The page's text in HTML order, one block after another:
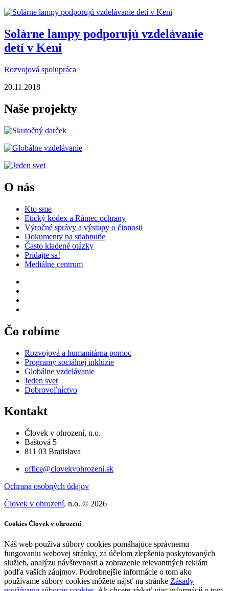
Solárne lampy podporujú vzdelávanie
detí v Keni
Rozvojová spolupráca
20.11.2018
Naše projekty
O nás
Kto sme
Etický kódex a Rámec ochrany
Výročné správy a výstupy o činnosti
Dokumenty na stiahnutie
Často kladené otázky
Pridajte sa!
Mediálne centrum
Čo robíme
Rozvojová a humanitárna pomoc
Programy sociálnej inklúzie
Globálne vzdelávanie
Jeden svet
Dobrovoľníctvo
Kontakt
Človek v ohrození, n.o.
Baštová 5
811 03 Bratislava
office@clovekvohrozeni.sk
Ochrana osobných údajov
Človek v ohrození, n.o. © 2026
Cookies Človek v ohrození
Náš web používa súbory cookies pomáhajúce správnemu
fungovaniu webovej stránky, za účelom zlepšenia poskytovaných
služieb, analýzu návštevnosti a zobrazenie relevantných reklám
podľa vašich záujmov. Podrobnejšie informácie o tom ako
používame súbory cookies môžete nájsť na stránke Zásady